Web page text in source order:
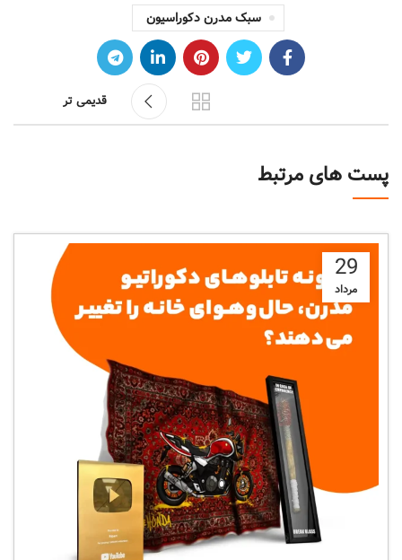
سبک مدرن دکوراسیون
قدیمی تر
پست های مرتبط
29
مرداد